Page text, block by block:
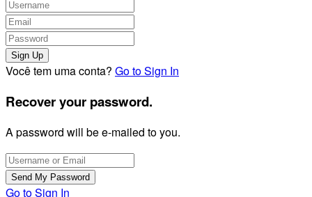
Você tem uma conta? Go to Sign In
Recover your password.
A password will be e-mailed to you.
Go to Sign In